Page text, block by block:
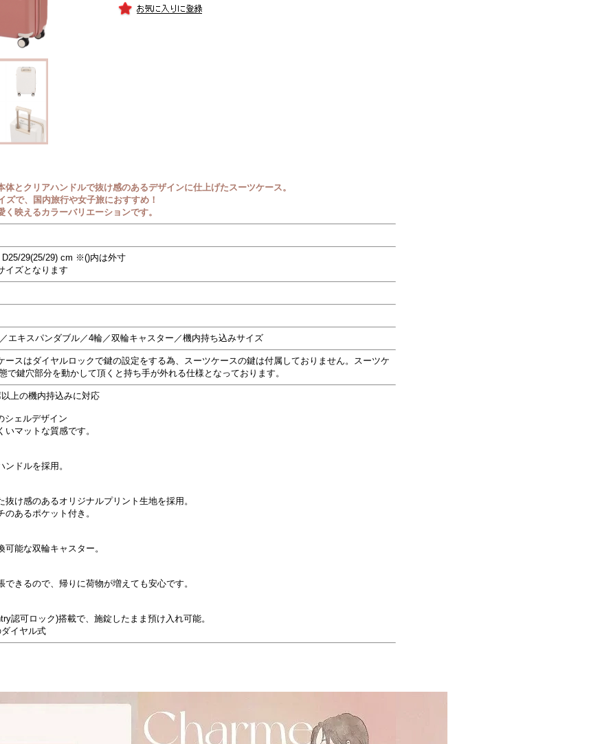
とクリアハンドルで抜け感のあるデザインに仕上げたスーツケース。
ズで、国内旅行や女子旅におすすめ！
映えるカラーバリエーションです。
29(25/29) cm ※()内は外寸
イズとなります
エキスパンダブル／4輪／双輪キャスター／機内持ち込みサイズ
ースはダイヤルロックで鍵の設定をする為、スーツケースの鍵は付属しておりません。スーツケ
で鍵穴部分を動かして頂くと持ち手が外れる仕様となっております。
上の機内持込みに対応
シェルデザイン
マットな質感です。
ドルを採用。
け感のあるオリジナルプリント生地を採用。
あるポケット付き。
能な双輪キャスター。
きるので、帰りに荷物が増えても安心です。
認可ロック)搭載で、施錠したまま預け入れ可能。
イヤル式